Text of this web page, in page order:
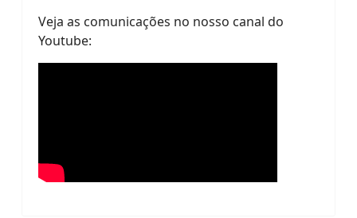
Veja as comunicações no nosso canal do
Youtube: